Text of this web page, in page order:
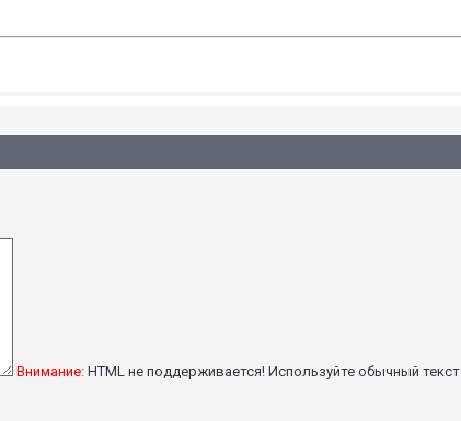
Внимание: HTML не поддерживается! Используйте обычный текст.